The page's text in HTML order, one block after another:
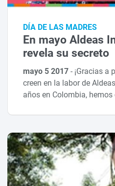
DÍA DE LAS MADRES
En mayo Aldeas
revela su secreto
mayo 5 2017- ¡Gracias a
creen en la labor de
años en Colombia,